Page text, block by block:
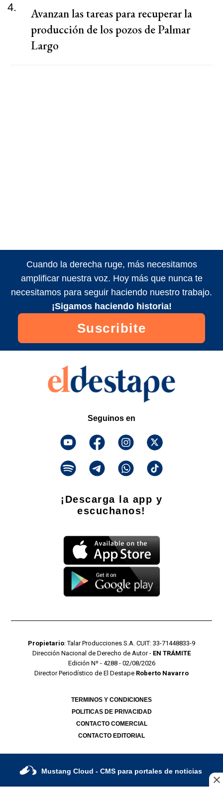
4.
Avanzan las tareas para recuperar la
producción de los pozos de Palmar
Largo
Cuando la derecha ruge, más necesitamos
amplificar nuestra voz. Hoy más que nunca te
necesitamos para seguir haciendo nuestro trabajo.
¡Sigamos haciendo historia!
Suscribite
Seguinos en
¡Descarga la app y
escuchanos!
Propietario: Talar Producciones S.A. CUIT: 33-71448833-9
Dirección Nacional de Derecho de Autor - EN TRÁMITE
Edición Nº - 4288 - 02/08/2026
Director Periodístico de El Destape Roberto Navarro
TERMINOS Y CONDICIONES
POLITICAS DE PRIVACIDAD
CONTACTO COMERCIAL
CONTACTO EDITORIAL
Mustang Cloud - CMS para portales de noticias